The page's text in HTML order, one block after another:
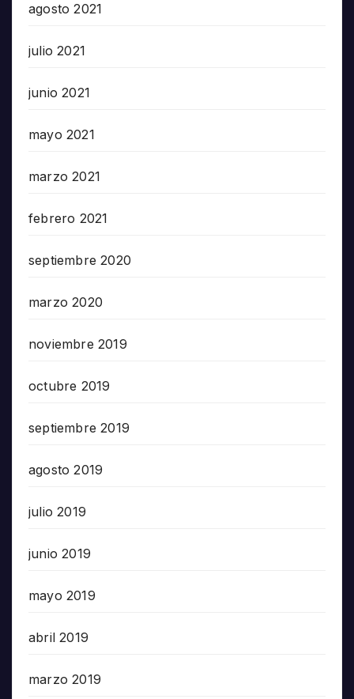
agosto 2021
julio 2021
junio 2021
mayo 2021
marzo 2021
febrero 2021
septiembre 2020
marzo 2020
noviembre 2019
octubre 2019
septiembre 2019
agosto 2019
julio 2019
junio 2019
mayo 2019
abril 2019
marzo 2019